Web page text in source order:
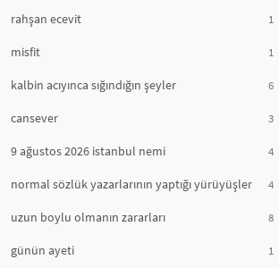
rahşan ecevit 1
misfit 1
kalbin acıyınca sığındığın şeyler 6
cansever 3
9 ağustos 2026 istanbul nemi 4
normal sözlük yazarlarının yaptığı yürüyüşler 4
uzun boylu olmanın zararları 8
günün ayeti 1